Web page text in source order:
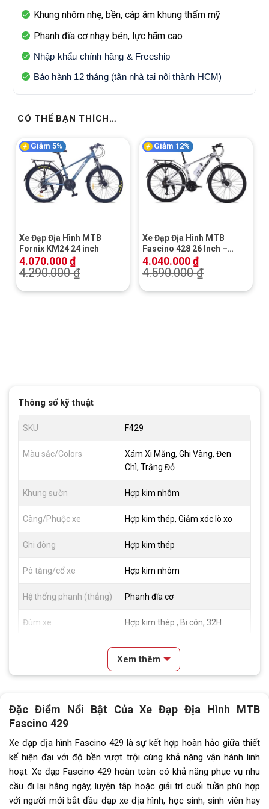
Khung nhôm nhẹ, bền, cáp âm khung thẩm mỹ
Phanh đĩa cơ nhạy bén, lực hãm cao
Nhập khẩu chính hãng & Freeship
Bảo hành 12 tháng (tận nhà tại nội thành HCM)
CÓ THỂ BẠN THÍCH…
Giảm 5%
Xe Đạp Địa Hình MTB
Fornix KM24 24 inch
4.070.000₫
4.290.000₫
Giảm 12%
Xe Đạp Địa Hình MTB
Fascino 428 26 Inch –
Khung Nhôm
4.040.000₫
4.590.000₫
Thông số kỹ thuật
SKU F429
Màu sắc/Colors
Xám Xi Măng, Ghi Vàng, Đen
Chì, Trắng Đỏ
Khung sườn Hợp kim nhôm
Càng/Phuộc xe Hợp kim thép, Giảm xóc lò xo
Ghi đông Hợp kim thép
Pô tăng/cổ xe Hợp kim nhôm
Hệ thống phanh (thắng) Phanh đĩa cơ
Đùm xe Hợp kim thép , Bi côn, 32H
Hợp kim nhôm, 2cm
Lốp xe 27.5x2.125
(3x7)
Tăng tốc trước (Gạt
đĩa)
SR SUNRUN
Tăng tốc sau (Gạt líp)
Đùi đĩa
Hợp Kim Thép , cốt vuông, Bạc
Xem thêm
Đặc Điểm Nổi Bật Của Xe Đạp Địa Hình MTB
Fascino 429
Xe đạp địa hình Fascino 429 là sự kết hợp hoàn hảo giữa thiết
kế hiện đại với độ bền vượt trội cùng khả năng vận hành linh
hoạt. Xe đạp Fascino 429 hoàn toàn có khả năng phục vụ nhu
cầu đi lại hằng ngày, luyện tập hoặc giải trí cuối tuần phù hợp
với người mới bắt đầu đạp xe địa hình, học sinh, sinh viên hay